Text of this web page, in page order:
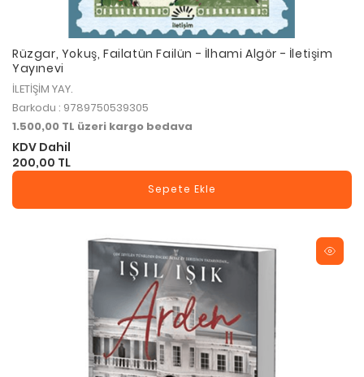
Rüzgar, Yokuş, Failatün Failün - İlhami Algör - İletişim
Yayınevi
İLETİŞİM YAY.
Barkodu : 9789750539305
1.500,00 TL üzeri kargo bedava
KDV Dahil
200,00 TL
Sepete Ekle